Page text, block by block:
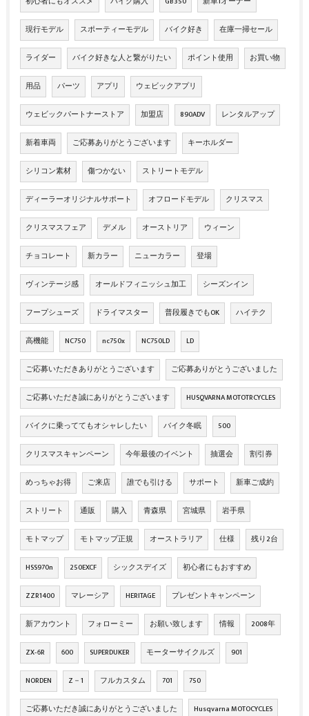
現行モデル スポーティーモデル バイク好き 在庫一掃セール
ライダー バイク好きな人と繋がりたい ポイント使用 お買い物
用品 パーツ アプリ ウェビックアプリ
ウェビックパートナーストア 加盟店 890ADV レンタルアップ
新着車両 ご応募ありがとうございます キーホルダー
シリコン素材 傷つかない ストリートモデル
ディーラーオリジナルサポート オフロードモデル クリスマス
クリスマスフェア デメル オーストリア ウィーン
チョコレート 新カラー ニューカラー 登場
ヴィンテージ感 オールドフィニッシュ加工 シーズンイン
フープシューズ ドライマスター 普段履きでもOK ハイテク
高機能 NC750 nc750x NC750LD LD
ご応募いただきありがとうございます ご応募ありがとうございました
ご応募いただき誠にありがとうございます HUSQVARNA MOTOTRCYCLES
バイクに乗っててもオシャレしたい バイク冬眠 500
クリスマスキャンペーン 今年最後のイベント 抽選会 割引券
めっちゃお得 ご来店 誰でも引ける サポート 新車ご成約
ストリート 通販 購入 青森県 宮城県 岩手県
モトマップ モトマップ正規 オーストラリア 仕様 残り2台
HSS970n 250EXCF シックスデイズ 初心者にもおすすめ
ZZR1400 マレーシア HERITAGE プレゼントキャンペーン
新アカウント フォローミー お願い致します 情報 2008年
ZX‐6R 600 SUPERDUKER モーターサイクルズ 901
NORDEN Z－1 フルカスタム 701 750
ご応募いただき誠にありがとうございました Husqvarna MOTOCYCLES